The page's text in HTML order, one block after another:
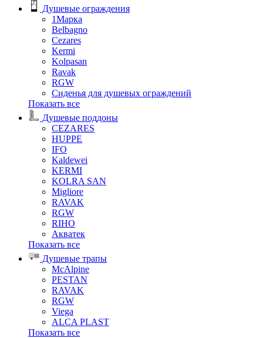
Душевые ограждения
1Марка
Belbagno
Cezares
Kermi
Kolpasan
Ravak
RGW
Сиденья для душевых ограждений
Показать все
Душевые поддоны
CEZARES
HUPPE
IFO
Kaldewei
KERMI
KOLRA SAN
Migliore
RAVAK
RGW
RIHO
Акватек
Показать все
Душевые трапы
McAlpine
PESTAN
RAVAK
RGW
Viega
АLCA PLAST
Показать все